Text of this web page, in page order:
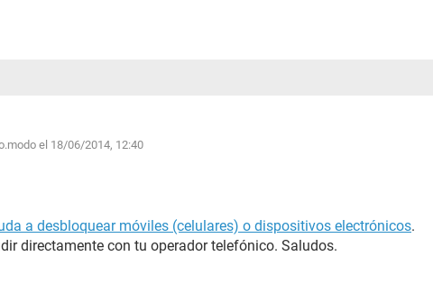
el 18/06/2014, 12:40
a desbloquear móviles (celulares) o dispositivos electrónicos.
directamente con tu operador telefónico. Saludos.